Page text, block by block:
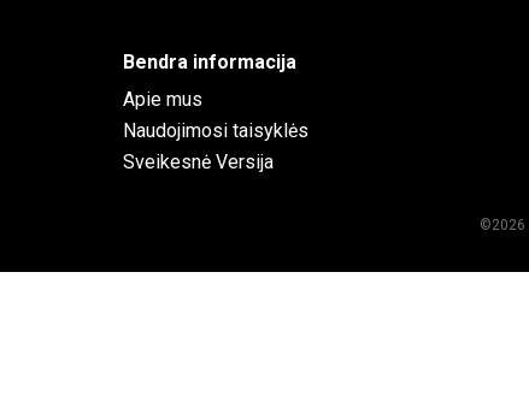
Bendra informacija
Apie mus
Naudojimosi taisyklės
Sveikesnė Versija
©2026